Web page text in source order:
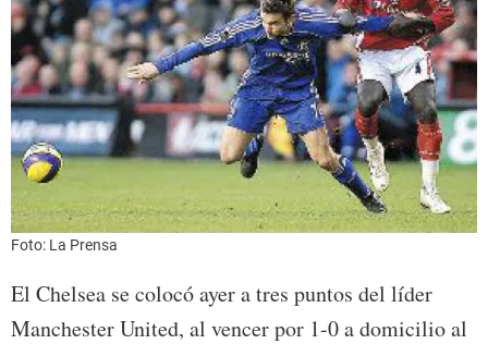
Foto: La Prensa
El Chelsea se colocó ayer a tres puntos del líder
Manchester United, al vencer por 1-0 a domicilio al